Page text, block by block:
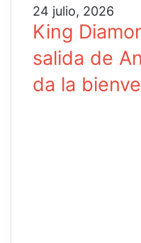
24 julio, 2026
King
salida de
da la